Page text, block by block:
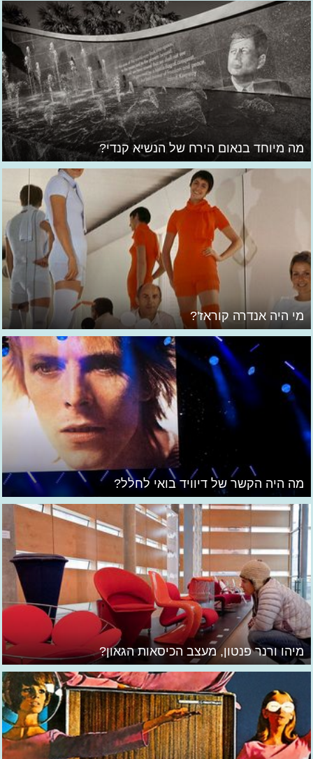
מה מיוחד בנאום הירח של הנשיא קנדי?
מי היה אנדרה קוראז'?
מה היה הקשר של דיוויד בואי לחלל?
מיהו ורנר פנטון, מעצב הכיסאות הגאון?